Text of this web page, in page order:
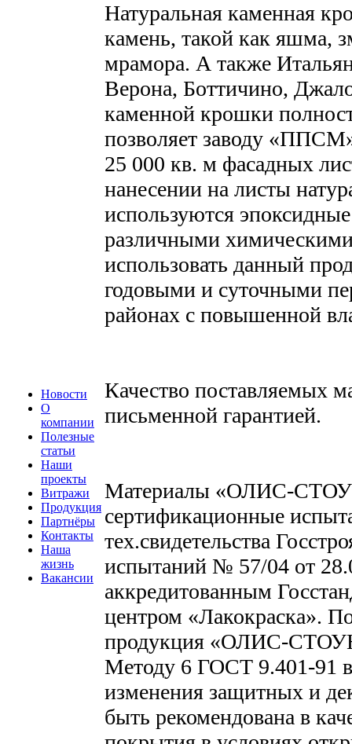
Новости
О
компании
Полезные
статьи
Наши
проекты
Витражи
Продукция
Партнёры
Контакты
Наша
жизнь
Вакансии
Натуральная каменная
камень, такой как яшма,
мрамора. А также
Верона, Боттичино,
каменной крошки
позволяет заводу
25 000 кв. м фасадных
нанесении на листы
используются
различными
использовать данный
годовыми и суточными
районах с повышенной
Качество поставляемых
письменной гарантией.
Материалы «ОЛИС-
сертификационные
тех.свидетельства
испытаний № 57/04 от
аккредитованным
центром «Лакокраска».
продукция «ОЛИС-
Методу 6 ГОСТ 9.401-91 в
изменения защитных и
быть рекомендована в